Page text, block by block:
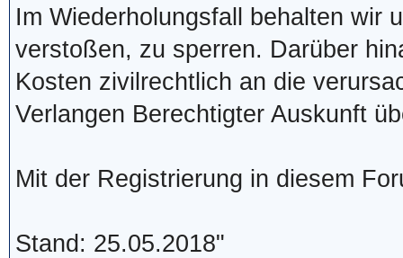
Im Wiederholungsfall behalten wir
verstoßen, zu sperren. Darüber
Kosten zivilrechtlich an die
Verlangen Berechtigter Auskunft
Mit der Registrierung in diesem
Stand: 25.05.2018"